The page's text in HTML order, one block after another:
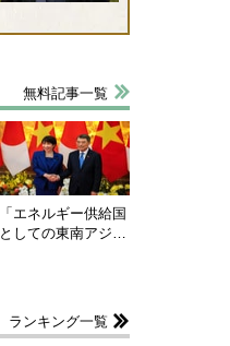
無料記事一覧
「エネルギー供給国
としての東南アジ…
ランキング一覧